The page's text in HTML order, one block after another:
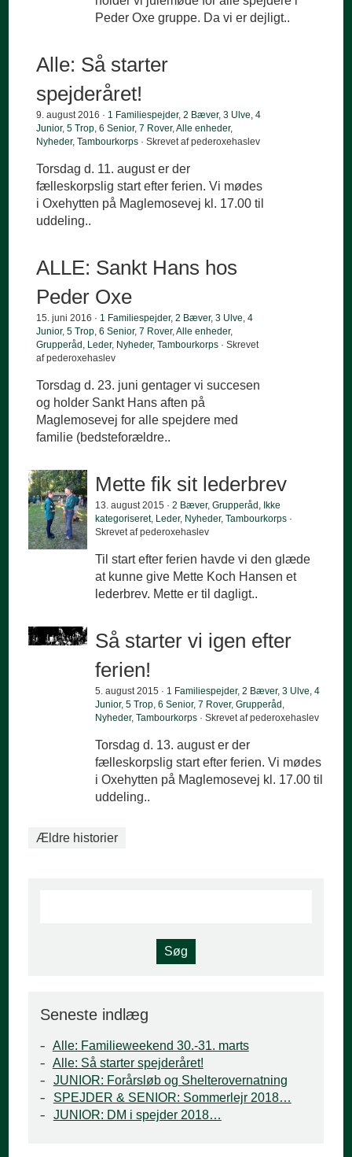
Peder Oxe gruppe. Da vi er dejligt..
Alle: Så starter
spejderåret!
9. august 2016 · 1 Familiespejder,2 Bæver,3 Ulve,4
Junior,5 Trop,6 Senior,7 Rover,Alle enheder,
Nyheder,Tambourkorps · Skrevet af pederoxehaslev
Torsdag d. 11. august er der
fælleskorpslig start efter ferien. Vi mødes
i Oxehytten på Maglemosevej kl. 17.00 til
uddeling..
ALLE: Sankt Hans hos
Peder Oxe
15. juni 2016 · 1 Familiespejder,2 Bæver,3 Ulve,4
Junior,5 Trop,6 Senior,7 Rover,Alle enheder,
Grupperåd , Leder, Nyheder,Tambourkorps · Skrevet
af pederoxehaslev
Torsdag d. 23. juni gentager vi succesen
og holder Sankt Hans aften på
Maglemosevej for alle spejdere med
familie (bedsteforældre..
Mette fik sit lederbrev
13. august 2015 ·2 Bæver,Grupperåd , Ikke
kategoriseret, Leder, Nyheder,Tambourkorps ·
Skrevet af pederoxehaslev
Til start efter ferien havde vi den glæde
at kunne give Mette Koch Hansen et
lederbrev. Mette er til dagligt..
Så starter vi igen efter
ferien!
5. august 2015 · 1 Familiespejder,2 Bæver,3 Ulve,4
Junior,5 Trop,6 Senior,7 Rover,Grupperåd ,
Nyheder,Tambourkorps · Skrevet af pederoxehaslev
Torsdag d. 13. august er der
fælleskorpslig start efter ferien. Vi mødes
i Oxehytten på Maglemosevej kl. 17.00 til
uddeling..
Ældre historier
Seneste indlæg
Alle: Familieweekend 30.-31. marts
Alle: Så starter spejderåret!
JUNIOR: Forårsløb og Shelterovernatning
SPEJDER & SENIOR: Sommerlejr 2018…
JUNIOR: DM i spejder 2018…